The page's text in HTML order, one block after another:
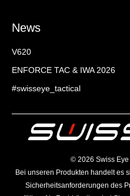
News
V620
ENFORCE TAC & IWA 2026
#swisseye_tactical
©️ 2026 Swiss
Bei unseren Produkten handelt es
Sicherheitsanforderungen des